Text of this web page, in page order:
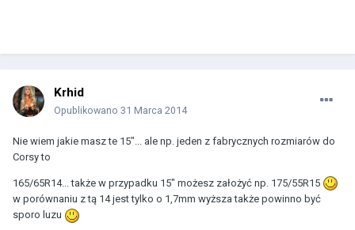
Krhid
Opublikowano 31 Marca 2014
Nie wiem jakie masz te 15"... ale np. jeden z fabrycznych rozmiarów do
Corsy to
165/65R14... także w przypadku 15" możesz założyć np. 175/55R15
w porównaniu z tą 14 jest tylko o 1,7mm wyższa także powinno być
sporo luzu